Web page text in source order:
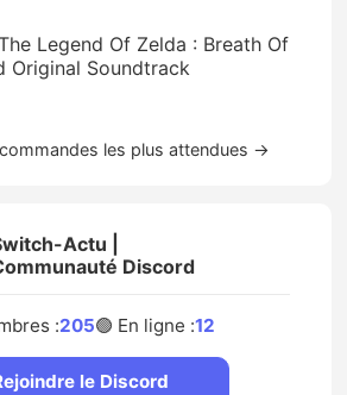
Legend Of Zelda : Breath Of
Original Soundtrack
les plus attendues →
Actu |
Discord
:205🟢 En ligne :12
le Discord